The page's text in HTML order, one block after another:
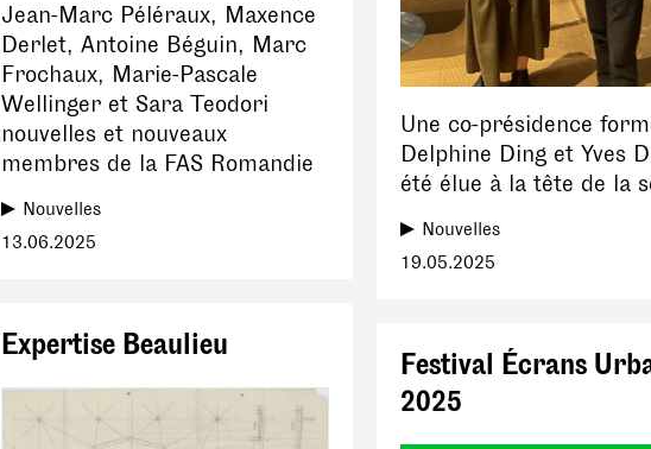
Jean-Marc Péléraux, Maxence
Derlet, Antoine Béguin, Marc
Frochaux, Marie-Pascale
Wellinger et Sara Teodori
nouvelles et nouveaux
membres de la FAS Romandie
Nouvelles
13.06.2025
Expertise Beaulieu
Une co-présidence
Delphine Ding et Yves
été élue à la tête de la
Nouvelles
19.05.2025
Festival Écrans
2025